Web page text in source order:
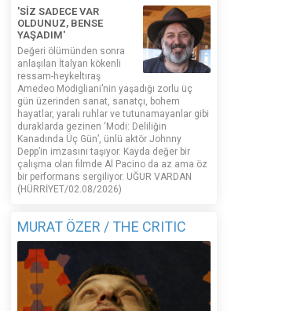
'SİZ SADECE VAR
OLDUNUZ, BENSE
YAŞADIM'
Değeri ölümünden sonra
anlaşılan İtalyan kökenli
ressam-heykeltıraş
Amedeo Modigliani’nin yaşadığı zorlu üç
gün üzerinden sanat, sanatçı, bohem
hayatlar, yaralı ruhlar ve tutunamayanlar gibi
duraklarda gezinen ‘Modi: Deliliğin
Kanadında Üç Gün’, ünlü aktör Johnny
Depp’in imzasını taşıyor. Kayda değer bir
çalışma olan filmde Al Pacino da az ama öz
bir performans sergiliyor. UĞUR VARDAN
(HÜRRİYET/02.08/2026)
MURAT ÖZER / THE CRITIC